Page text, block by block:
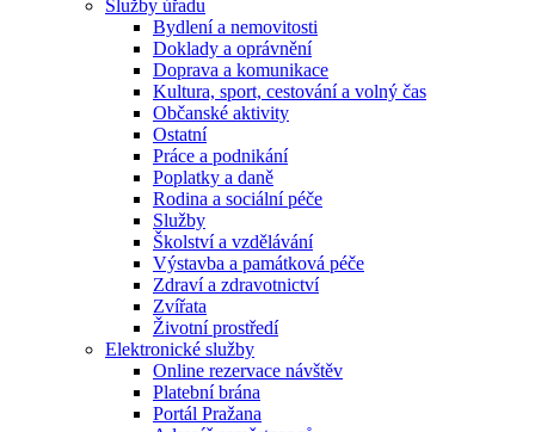
Služby úřadu
Bydlení a nemovitosti
Doklady a oprávnění
Doprava a komunikace
Kultura, sport, cestování a volný čas
Občanské aktivity
Ostatní
Práce a podnikání
Poplatky a daně
Rodina a sociální péče
Služby
Školství a vzdělávání
Výstavba a památková péče
Zdraví a zdravotnictví
Zvířata
Životní prostředí
Elektronické služby
Online rezervace návštěv
Platební brána
Portál Pražana